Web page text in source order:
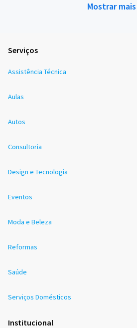
Mostrar mais
Serviços
Assistência Técnica
Aulas
Autos
Consultoria
Design e Tecnologia
Eventos
Moda e Beleza
Reformas
Saúde
Serviços Domésticos
Institucional